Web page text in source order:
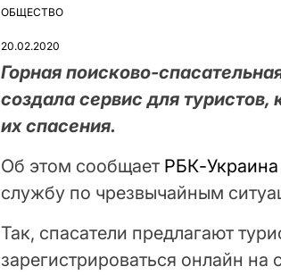
ОПУБЛІКУВАТИ
ОБЩЕСТВО
20.02.2020
Горная поисково-
создала сервис для
их спасения.
Об этом сообщает РБК-Украина
службу по чрезвычайным
Так, спасатели предлагают
зарегистрироваться онлайн на